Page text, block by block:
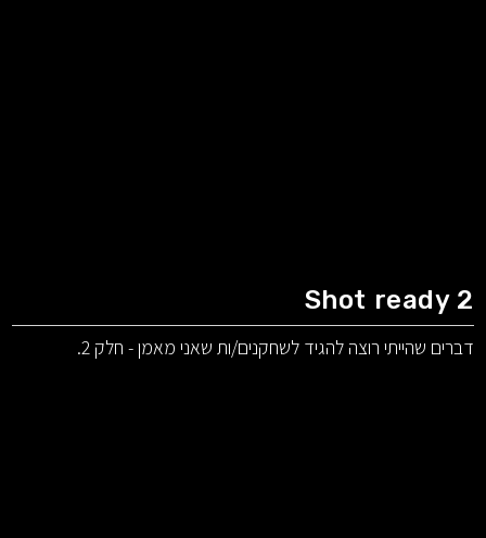
Shot ready 2
דברים שהייתי רוצה להגיד לשחקנים/ות שאני מאמן - חלק 2.